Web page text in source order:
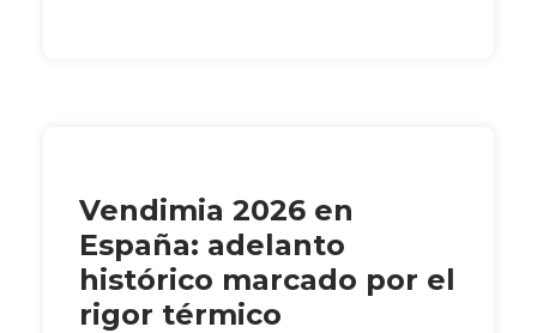
Vendimia 2026 en
España: adelanto
histórico marcado por el
rigor térmico